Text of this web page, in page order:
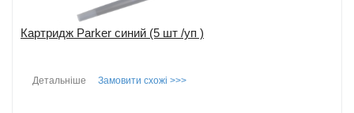
Картридж Parker синий (5 шт /уп )
Замовити схожі >>>
Детальніше